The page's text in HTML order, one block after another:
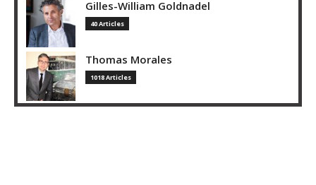
Gilles-William Goldnadel
40 Articles
Thomas Morales
1018 Articles